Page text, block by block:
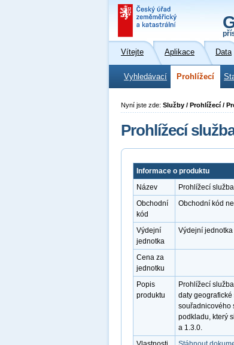
Vítejte Aplikace Data
Vyhledávací Prohlížecí
Nyní jste zde: Služby / Prohlížecí /
Prohlížecí
Informace o produktu
Název
Prohlížecí
Obchodní
kód
Obchodní kód
Výdejní
jednotka
Výdejní
Cena za
jednotku
Popis
produktu
Prohlížecí
daty
souřadnicového
podkladu, který
a 1.3.0.